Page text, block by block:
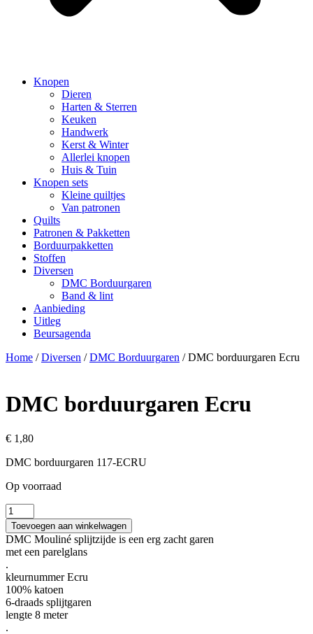
Knopen
Dieren
Harten & Sterren
Keuken
Handwerk
Kerst & Winter
Allerlei knopen
Huis & Tuin
Knopen sets
Kleine quiltjes
Van patronen
Quilts
Patronen & Pakketten
Borduurpakketten
Stoffen
Diversen
DMC Borduurgaren
Band & lint
Aanbieding
Uitleg
Beursagenda
Home /Diversen /DMC Borduurgaren / DMC borduurgaren Ecru
DMC borduurgaren Ecru
€ 1,80
DMC borduurgaren 117-ECRU
Op voorraad
DMC
borduurgaren
Ecru
aantal
Toevoegen aan winkelwagen
DMC Mouliné splijtzijde is een erg zacht garen
met een parelglans
.
kleurnummer Ecru
100% katoen
6-draads splijtgaren
lengte 8 meter
.